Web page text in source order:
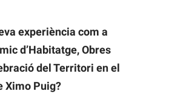
experiència com a
d’Habitatge, Obres
del Territori en el
Ximo Puig?